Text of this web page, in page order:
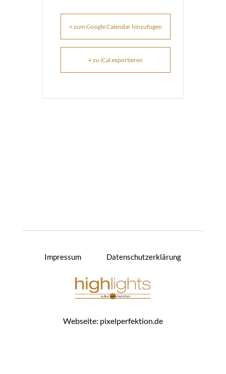
+ zum Google Calendar hinzufügen
+ zu iCal exportieren
Webseite: pixelperfektion.de
Impressum Datenschutzerklärung